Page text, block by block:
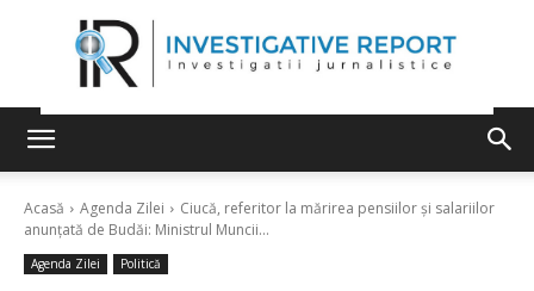
Acasă Agenda Zilei
Ciucă, referitor la mărirea pensiilor și salariilor
anunțată de Budăi: Ministrul Muncii...
Agenda Zilei Politică